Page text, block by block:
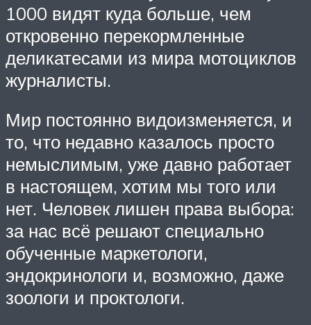
1000 видят куда больше, чем
откровенно перекормленные
деликатесами из мира мотоциклов
журналисты.
Мир постоянно видоизменяется, и
то, что недавно казалось просто
немыслимым, уже давно работает
в настоящем, хотим мы того или
нет. Человек лишен права выбора:
за нас всё решают специально
обученные маркетологи,
эндокринологи и, возможно, даже
зоологи и проктологи.